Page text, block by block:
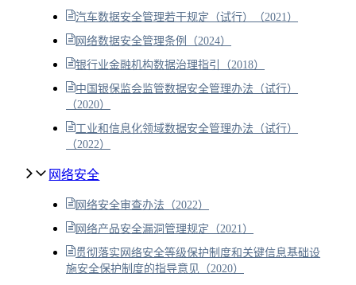
汽车数据安全管理若干规定（试行）（2021）
网络数据安全管理条例（2024）
银行业金融机构数据治理指引（2018）
中国银保监会监管数据安全管理办法（试行）
（2020）
工业和信息化领域数据安全管理办法（试行）
（2022）
网络安全
网络安全审查办法（2022）
网络产品安全漏洞管理规定（2021）
贯彻落实网络安全等级保护制度和关键信息基础设
施安全保护制度的指导意见（2020）